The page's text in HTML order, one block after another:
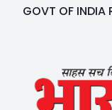
GOVT OF INDIA